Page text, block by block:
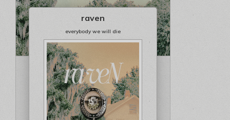
raven
everybody we will die